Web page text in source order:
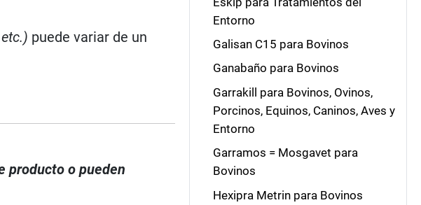
puede variar de un
producto o pueden
Entorno
Galisan C15 para Bovinos
Ganabaño para Bovinos
Garrakill para Bovinos, Ovinos,
Porcinos, Equinos, Caninos, Aves y
Entorno
Garramos = Mosgavet para
Bovinos
Hexipra Metrin para Bovinos